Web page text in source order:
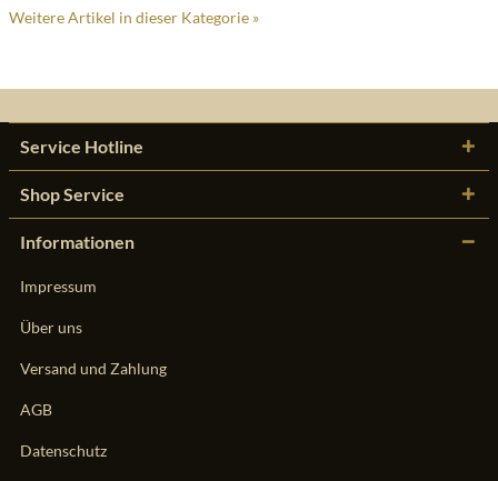
Weitere Artikel in dieser Kategorie »
Service Hotline
Shop Service
Informationen
Impressum
Über uns
Versand und Zahlung
AGB
Datenschutz